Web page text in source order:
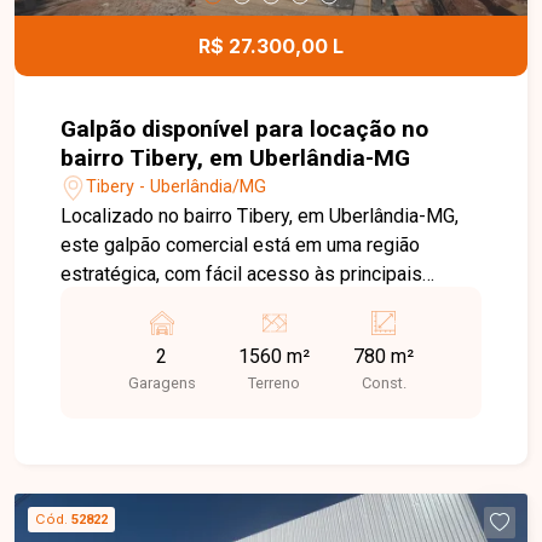
R$ 27.300,00 L
Galpão disponível para locação no
bairro Tibery, em Uberlândia-MG
Tibery - Uberlândia/MG
Localizado no bairro Tibery, em Uberlândia-MG,
este galpão comercial está em uma região
estratégica, com fácil acesso às principais
transporte e distribuição. A localização
privilegiada proporciona praticidade para
empresas de diversos segmentos, além da
banheiros e doca para carga e descarga,
oferecendo estrutura funcional para atividades
2
Garagens
1560 m²
Terreno
780 m²
Const.
Cód. 52822